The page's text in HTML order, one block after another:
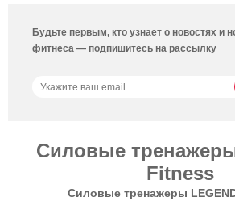
Будьте первым, кто узнает о новостях и
фитнеса — подпишитесь на рассылку
Силовые
Fitness
Силовые тренажеры